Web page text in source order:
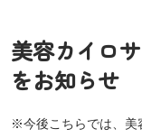
美容カイロ
をお知らせ
※今後こちらでは、美